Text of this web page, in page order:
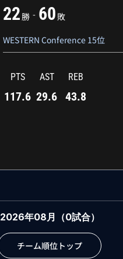
22 勝 - 60 敗
WESTERN Conference 15位
PTS
117.6
AST
29.6
REB
43.8
2026年08月 （0試合）
チーム順位トップ